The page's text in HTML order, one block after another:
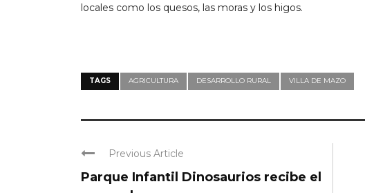
locales como los quesos, las moras y los higos.
TAGS AGRICULTURA DESARROLLO RURAL VILLA DE MAZO
Previous Article
Parque Infantil Dinosaurios recibe el